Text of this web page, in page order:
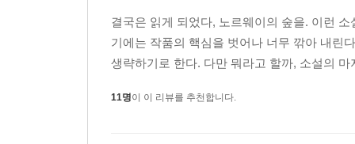
결국은 읽게 되었다, 노르웨이의 숲을. 이런
기에는 작품의 핵심을 벗어나 너무 깎아 내린
생략하기로 한다. 다만 뭐라고 할까, 소설의
11명이 이 리뷰를 추천합니다.